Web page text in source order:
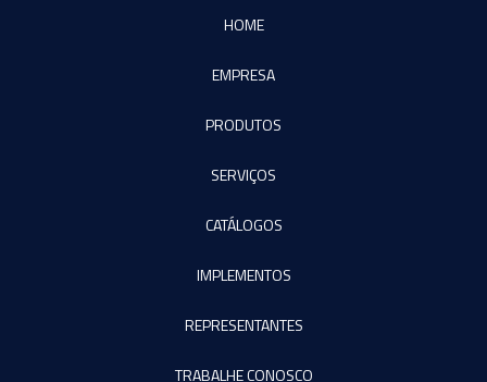
HOME
EMPRESA
PRODUTOS
SERVIÇOS
CATÁLOGOS
IMPLEMENTOS
REPRESENTANTES
TRABALHE CONOSCO